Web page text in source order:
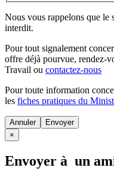
Nous vous rappelons que le
interdit.
Pour tout signalement
offre déjà pourvue, rendez-
Travail ou contactez-nous
Pour toute information
les fiches pratiques du
Annuler
×
Envoyer à un